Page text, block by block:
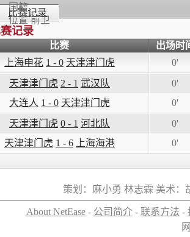
国籍
位置 前卫
比赛记录
记录
比赛
出场时
上海申花 1 - 0 天津津门虎
0'
天津津门虎 2 - 1 武汉队
0'
大连人 1 - 0 天津津门虎
0'
天津津门虎 0 - 1 河北队
0'
天津津门虎 1 - 6 上海海港 0'
策划：麻小勇 林志霖 美术：
About NetEase - 公司简介 - 联系方法 -